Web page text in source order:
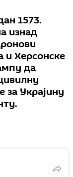
1573.
изнад
и Херсонске
да
за Украјину